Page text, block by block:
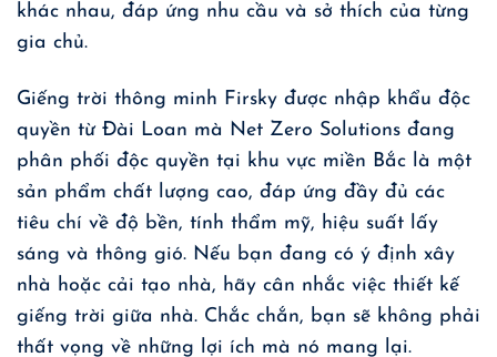
khác nhau, đáp ứng nhu cầu và sở thích của từng
gia chủ.
Giếng trời thông minh Firsky được nhập khẩu độc
quyền từ Đài Loan mà Net Zero Solutions đang
phân phối độc quyền tại khu vực miền Bắc là một
sản phẩm chất lượng cao, đáp ứng đầy đủ các
tiêu chí về độ bền, tính thẩm mỹ, hiệu suất lấy
sáng và thông gió. Nếu bạn đang có ý định xây
nhà hoặc cải tạo nhà, hãy cân nhắc việc thiết kế
giếng trời giữa nhà. Chắc chắn, bạn sẽ không phải
thất vọng về những lợi ích mà nó mang lại.